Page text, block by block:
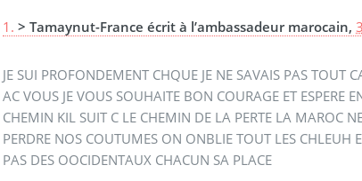
1. > Tamaynut-France écrit à l’ambassadeur marocain,
JE SUI PROFONDEMENT CHQUE JE NE SAVAIS PAS TOUT
AC VOUS JE VOUS SOUHAITE BON COURAGE ET ESPERE
CHEMIN KIL SUIT C LE CHEMIN DE LA PERTE LA MAROC
PERDRE NOS COUTUMES ON ONBLIE TOUT LES CHLEUH
PAS DES OOCIDENTAUX CHACUN SA PLACE